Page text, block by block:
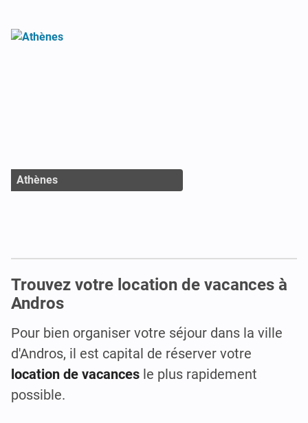
Athènes
Trouvez votre location de vacances à
Andros
Pour bien organiser votre séjour dans la ville
d'Andros, il est capital de réserver votre
location de vacances le plus rapidement
possible.